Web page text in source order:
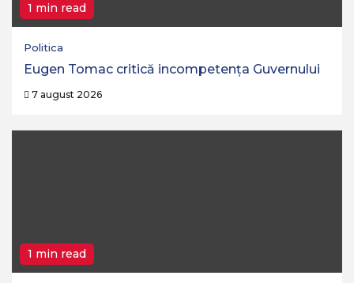
1 min read
Politica
Eugen Tomac critică incompetența Guvernului
7 august 2026
1 min read